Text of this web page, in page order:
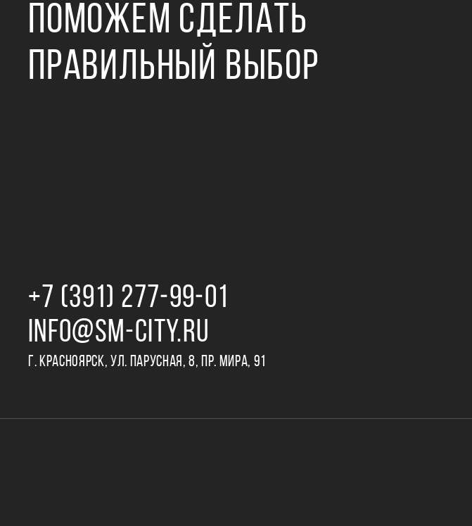
ПОМОЖЕМ СДЕЛАТЬ
ПРАВИЛЬНЫЙ ВЫБОР
+7 (391) 277‒99‒01
INFO@SM-CITY.RU
Г. КРАСНОЯРСК, УЛ. ПАРУСНАЯ, 8, ПР. МИРА, 91